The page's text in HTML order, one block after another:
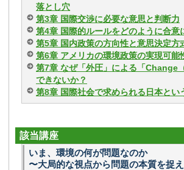
落とし穴
第3章 国際交渉に必要な意思と判断力
第4章 国際的ルールをどのように合意
第5章 国内政策の方向性と意思決定方
第6章 アメリカの環境政策の実現可能
第7章 なぜ「外圧」による「Change
できないか？
第8章 国際社会で求められる日本とい
該当講座
いま、環境の何が問題なのか
〜大局的な視点から問題の本質を捉